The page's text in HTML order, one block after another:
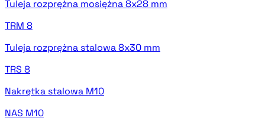
Tuleja rozprężna mosiężna 8x28 mm
TRM 8
Tuleja rozprężna stalowa 8x30 mm
TRS 8
Nakrętka stalowa M10
NAS M10